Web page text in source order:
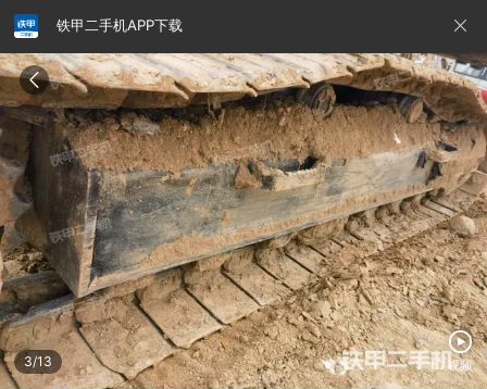
铁甲二手机APP下载
3/13 视频
请输入手机号
提
交
即
表
示
您
同
意
《隐
私
政
策》
铁甲龙总部 4000099032 认证经纪人